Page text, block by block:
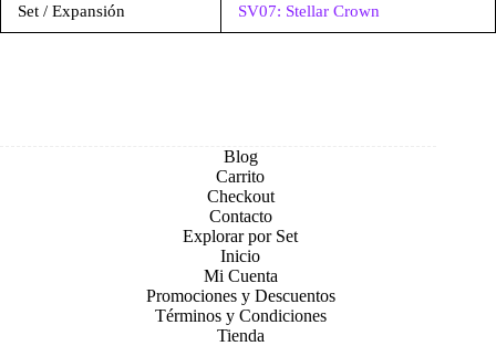
Set / Expansión SV07: Stellar Crown
Blog
Carrito
Checkout
Contacto
Explorar por Set
Inicio
Mi Cuenta
Promociones y Descuentos
Términos y Condiciones
Tienda